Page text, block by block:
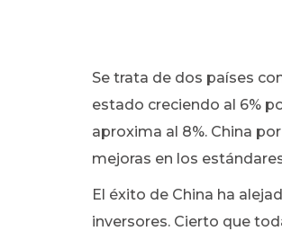
Se trata de dos países
estado creciendo al 6%
aproxima al 8%. China
mejoras en los
El éxito de China ha
inversores. Cierto que